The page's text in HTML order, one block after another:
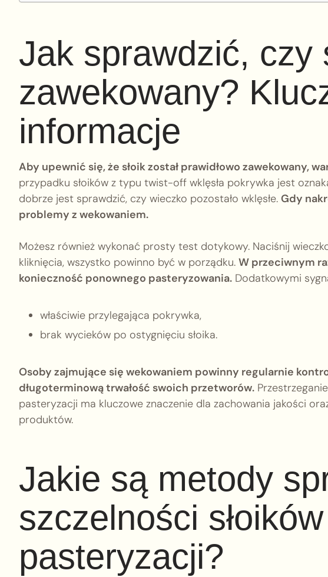
Jak sprawdzić, czy
zawekowany?
informacje
Aby upewnić się, że słoik został prawidłowo zawekowany,
przypadku słoików z typu twist-off wklęsła pokrywka jest
dobrze jest sprawdzić, czy wieczko pozostało wklęsłe. Gdy
problemy z wekowaniem.
Możesz również wykonać prosty test dotykowy. Naciśnij
kliknięcia, wszystko powinno być w porządku. W przeciwnym
konieczność ponownego pasteryzowania. Dodatkowymi
właściwie przylegająca pokrywka,
brak wycieków po ostygnięciu słoika.
Osoby zajmujące się wekowaniem powinny regularnie
długoterminową trwałość swoich przetworów.
pasteryzacji ma kluczowe znaczenie dla zachowania jakości
produktów.
Jakie są metody
szczelności
pasteryzacji?